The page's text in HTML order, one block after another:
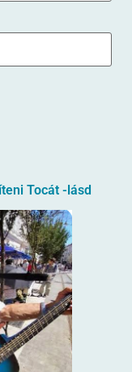
Tocát -lásd